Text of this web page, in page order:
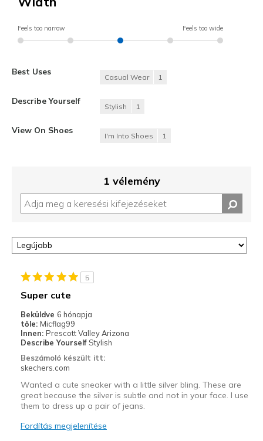
Feels too narrow Feels too wide
Best Uses
Casual Wear 1
Describe Yourself
Stylish 1
View On Shoes
I'm Into Shoes 1
1 vélemény
5
Super cute
Beküldve 6 hónapja
tőle: Micflag99
Innen: Prescott Valley Arizona
Describe Yourself Stylish
Beszámoló készült itt:
skechers.com
Wanted a cute sneaker with a little silver bling. These are
great because the silver is subtle and not in your face. I use
them to dress up a pair of jeans.
Fordítás megjelenítése